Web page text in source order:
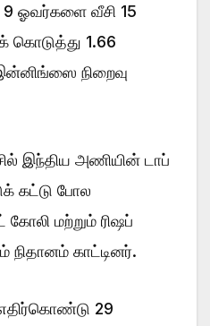
ஓவர்களை வீசி 15
கொடுத்து 1.66
நிறைவு
இந்திய அணியின் டாப்
கட்டு போல
கோலி மற்றும் ரிஷப்
காட்டினர்.
29